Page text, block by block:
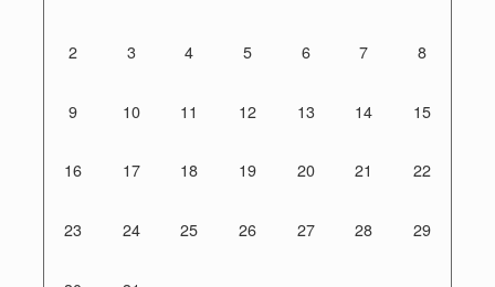
2 3 4 5 6 7 8
9 10 11 12 13 14 15
16 17 18 19 20 21 22
23 24 25 26 27 28 29